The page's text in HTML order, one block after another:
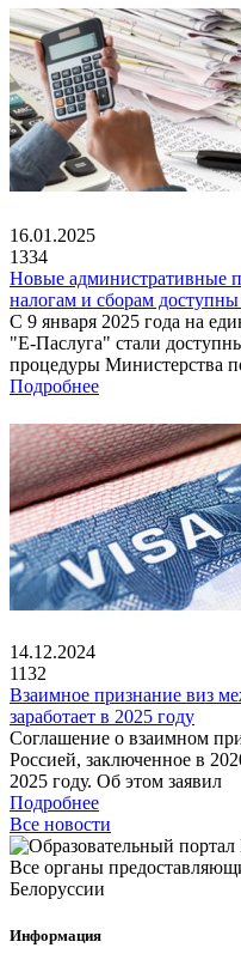
16.01.2025
1334
Новые административные
налогам и сборам
С 9 января 2025 года на
"Е-Паслуга" стали
процедуры Министерства
Подробнее
14.12.2024
1132
Взаимное признание виз
заработает в 2025 году
Соглашение о взаимном
Россией, заключенное в
2025 году. Об этом заявил
Подробнее
Все новости
Все органы
Белоруссии
Информация